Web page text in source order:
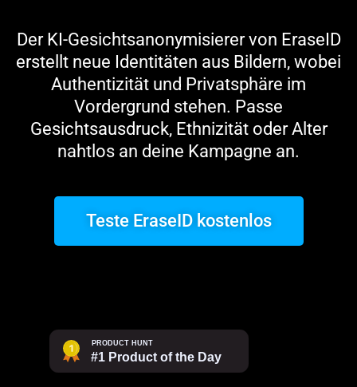
Der KI-Gesichtsanonymisierer von EraseID
erstellt neue Identitäten aus Bildern, wobei
Authentizität und Privatsphäre im
Vordergrund stehen. Passe
Gesichtsausdruck, Ethnizität oder Alter
nahtlos an deine Kampagne an.
Teste EraseID kostenlos